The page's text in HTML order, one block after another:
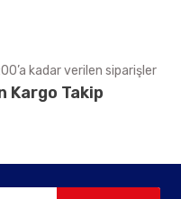
kadar verilen siparişler
Kargo Takip